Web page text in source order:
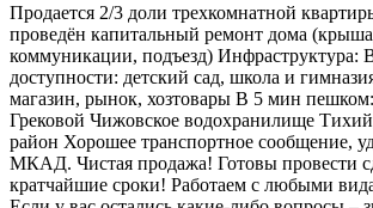
Продается 2/3 доли трехкомнатной
проведён капитальный ремонт дома
коммуникации, подъезд) Инфраструктура:
доступности: детский сад, школа и
магазин, рынок, хозтовары В 5 мин
Грековой Чижовское водохранилище
район Хорошее транспортное сообщение,
МКАД. Чистая продажа! Готовы провести
кратчайшие сроки! Работаем с любыми